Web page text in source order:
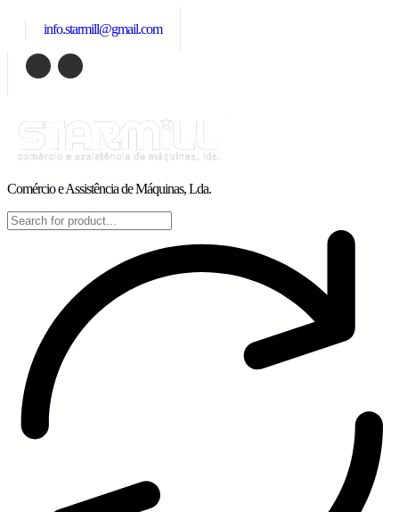
info.starmill@gmail.com
Comércio e Assistência de Máquinas, Lda.